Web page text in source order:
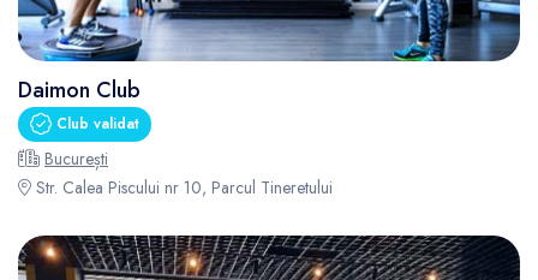
Daimon Club
Club validat
București
Str. Calea Piscului nr 10, Parcul Tineretului